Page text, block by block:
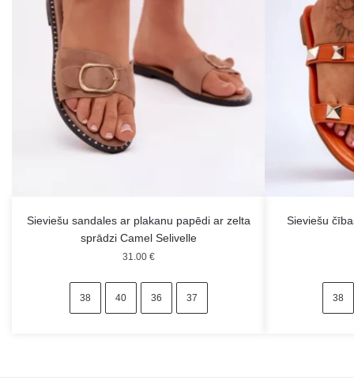
Sieviešu sandales ar plakanu papēdi ar zelta
sprādzi Camel Selivelle
31.00 €
38 40 36 37
Sieviešu
38